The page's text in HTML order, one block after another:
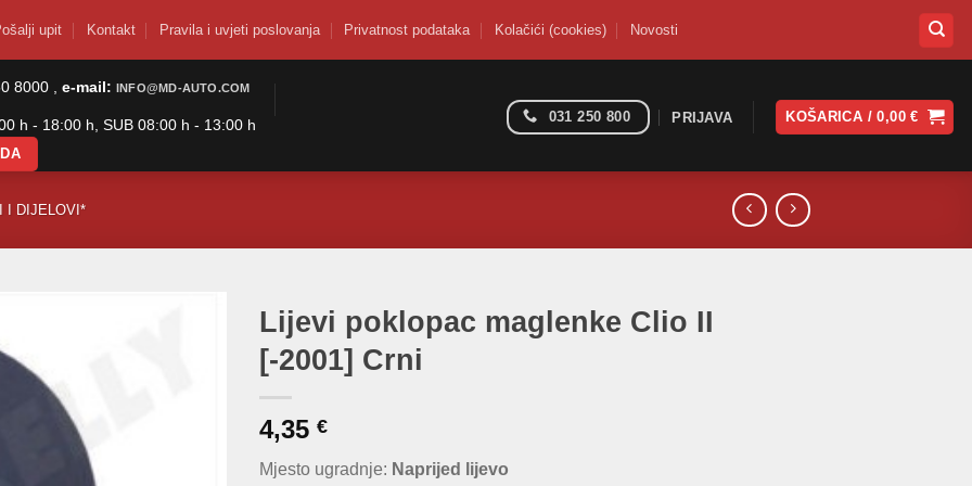
upit Kontakt Pravila i uvjeti poslovanja Privatnost podataka Kolačići (cookies) Novosti
8000 , e-mail: INFO@MD-AUTO.COM
h - 18:00 h, SUB 08:00 h - 13:00 h
031 250 800 PRIJAVA KOŠARICA /0,00€
I DIJELOVI*
Lijevi poklopac maglenke Clio II
[-2001] Crni
4,35 €
Mjesto ugradnje: Naprijed lijevo